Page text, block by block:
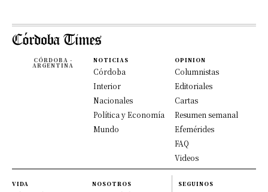
CÓRDOBA -
ARGENTINA
NOTICIAS
Córdoba
Interior
Nacionales
Política y Economía
Mundo
OPINION
Columnistas
Editoriales
Cartas
Resumen semanal
Efemérides
FAQ
Videos
VIDA NOSOTROS SEGUINOS